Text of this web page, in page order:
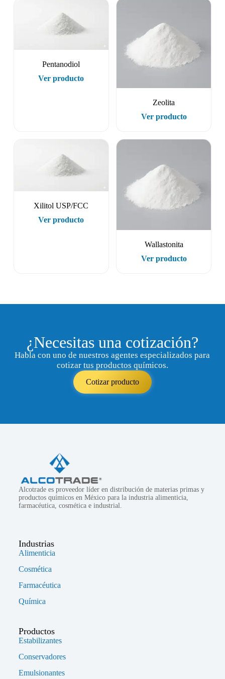
Pentanodiol
Ver producto
Zeolita
Ver producto
Xilitol USP/FCC
Ver producto
Wallastonita
Ver producto
¿Necesitas una cotización?
Habla con uno de nuestros agentes especializados para
cotizar tus productos químicos.
Cotizar producto
Alcotrade es proveedor líder en distribución de materias primas y
productos químicos en México para la industria alimenticia,
farmacéutica, cosmética e industrial.
Industrias
Alimenticia
Cosmética
Farmacéutica
Química
Productos
Estabilizantes
Conservadores
Emulsionantes